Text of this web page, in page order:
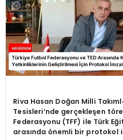
Riva Hasan Doğan Milli
Tesisleri’nde gerçekleşen
Federasyonu (TFF) ile Türk
arasında önemli bir protokol